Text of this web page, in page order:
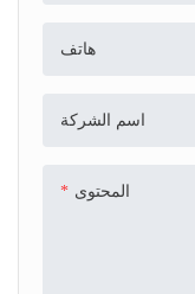
هاتف
اسم الشركة
المحتوى